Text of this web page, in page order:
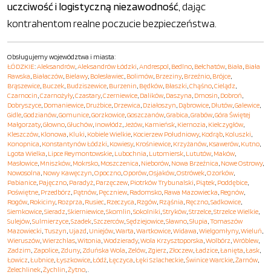
uczciwość i logistyczną niezawodność, dając
kontrahentom realne poczucie bezpieczeństwa.
Obsługujemy województwa i miasta:
ŁÓDZKIE:Aleksandrów,Aleksandrów Łódzki,Andrespol, Bedlno, Bełchatów, Biała, Biała
Rawska, Białaczów, Bielawy, Bolesławiec, Bolimów, Brzeziny, Brzeźnio, Brójce,
Brąszewice, Buczek, Budziszewice, Burzenin, Będków, Błaszki,Chąśno,Cielądz,
Czarnocin,Czarnożyły,Czastary,Czerniewice, Dalików, Daszyna, Dmosin, Dobroń,
Dobryszyce, Domaniewice, Drużbice, Drzewica, Działoszyn, Dąbrowice, Dłutów,Galewice,
Gidle,Godzianów,Gomunice,Gorzkowice,Goszczanów,Grabica,Grabów,Góra Świętej
Małgorzaty,Głowno,Głuchów, Inowłódz,Jeżów, Kamieńsk, Kiernozia, Kiełczygłów,
Kleszczów, Klonowa, Kluki, Kobiele Wielkie, Kocierzew Południowy, Kodrąb, Koluszki,
Konopnica, Konstantynów Łódzki, Kowiesy, Krośniewice, Krzyżanów, Ksawerów, Kutno,
Lgota Wielka, Lipce Reymontowskie, Lubochnia, Lutomiersk, Lututów, Maków,
Masłowice, Mniszków, Mokrsko, Moszczenica, Nieborów, Nowa Brzeźnica, Nowe Ostrowy,
Nowosolna, Nowy Kawęczyn,Opoczno,Oporów,Osjaków,Ostrówek,Ozorków,
Pabianice, Pajęczno, Paradyż, Parzęczew, Piotrków Trybunalski, Piątek, Poddębice,
Poświętne, Przedbórz, Pątnów, Pęczniew, Radomsko, Rawa Mazowiecka, Regnów,
Rogów, Rokiciny, Rozprza, Rusiec, Rzeczyca, Rzgów, Rząśnia, Ręczno,Sadkowice,
Siemkowice,Sieradz,Skierniewice,Skomlin,Sokolniki,Stryków,Strzelce,Strzelce Wielkie,
Sulejów,Sulmierzyce,Szadek,Szczerców,Sędziejowice,Sławno,Słupia,Tomaszów
Mazowiecki,Tuszyn, Ujazd, Uniejów,Warta,Wartkowice,Widawa,Wielgomłyny,Wieluń,
Wieruszów,Wierzchlas,Witonia,Wodzierady,Wola Krzysztoporska,Wolbórz,Wróblew,
Zadzim, Zapolice, Zduny, Zduńska Wola, Zelów, Zgierz, Złoczew,Ładzice,Łanięta,Łask,
Łowicz,Łubnice,Łyszkowice,Łódź,Łęczyca,Łęki Szlacheckie,Świnice Warckie,Żarnów,
Żelechlinek,Żychlin,Żytno, .